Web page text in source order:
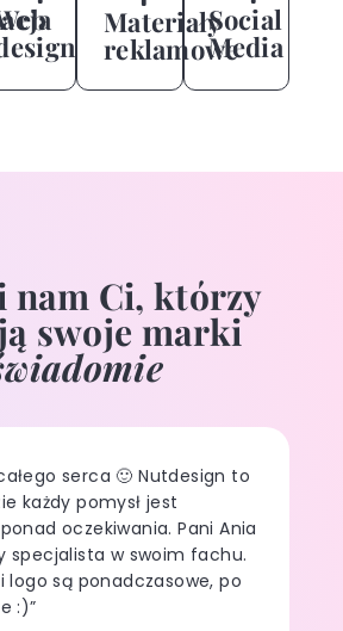
Materiały
reklamowe
Social
Media
nam Ci, którzy
swoje marki
serca 🙂 Nutdesign to
każdy pomysł jest
oczekiwania. Pani Ania
specjalista w swoim fachu.
logo są ponadczasowe, po
:)”